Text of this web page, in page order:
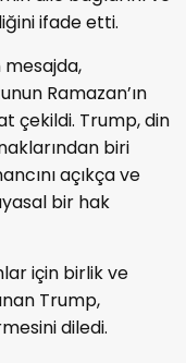
ifade etti.
mesajda,
Ramazan’ın
çekildi. Trump, din
biri
açıkça ve
bir hak
için birlik ve
Trump,
diledi.